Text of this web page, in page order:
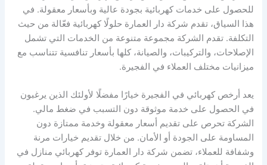
للحصول على خدمات كهربائية بجودة عالية وبأسعار معقولة. في
هذا السياق، تقدم شركة دار العمارة حلولًا كهربائية فعّالة من حيث
التكلفة. تقدم الشركة مجموعة متنوعة من الخدمات التي تشمل
الإصلاحات، والتركيبات، والصيانة، كلها بأسعار تنافسية تتناسب مع
ميزانيات مختلف العملاء في الفجيرة.
يعد أرخص كهربائي في الفجيرة خيارًا مفضلًا لأولئك الذين يرغبون
في الحصول على خدمة موثوقة دون التسبب في ضغط مالي.
الشركة تحرص على تقديم أسعار معقولة وخدمة ممتازة دون
المساومة على الجودة أو الأمان. من خلال تقديم خيارات مرنة
وشفافة للعملاء، تضمن شركة دار العمارة توفر كهربائي منازل في